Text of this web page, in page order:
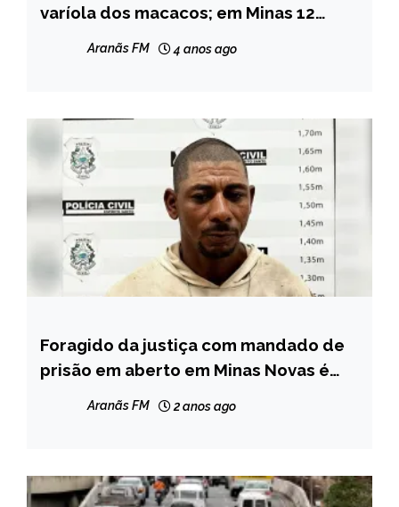
GERAIS
NOTÍCIAS
varíola dos macacos; em Minas 12
Aranãs FM 4 anos ago
MINAS
GERAIS
NOTÍCIAS
Foragido da justiça com mandado de
prisão em aberto em Minas Novas é
Aranãs FM 2 anos ago